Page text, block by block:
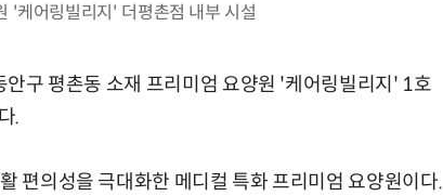
'케어링빌리지' 더평촌점 내부 시설
구 평촌동 소재 프리미엄 요양원 '케어링빌리지' 1호
.
편의성을 극대화한 메디컬 특화 프리미엄 요양원이다.